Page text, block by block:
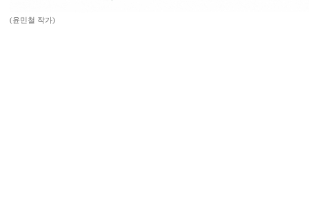
(윤민철 작가)